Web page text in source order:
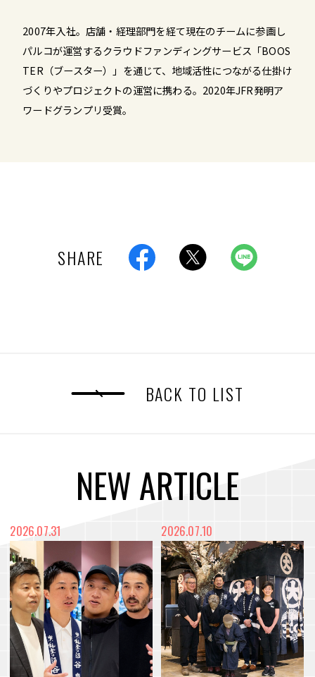
2007年入社。店舗・経理部門を経て現在のチームに参画し
パルコが運営するクラウドファンディングサービス「BOOS
TER（ブースター）」を通じて、地域活性につながる仕掛け
づくりやプロジェクトの運営に携わる。2020年JFR発明ア
ワードグランプリ受賞。
SHARE
BACK TO LIST
NEWARTICLE
2026.07.31 2026.07.10